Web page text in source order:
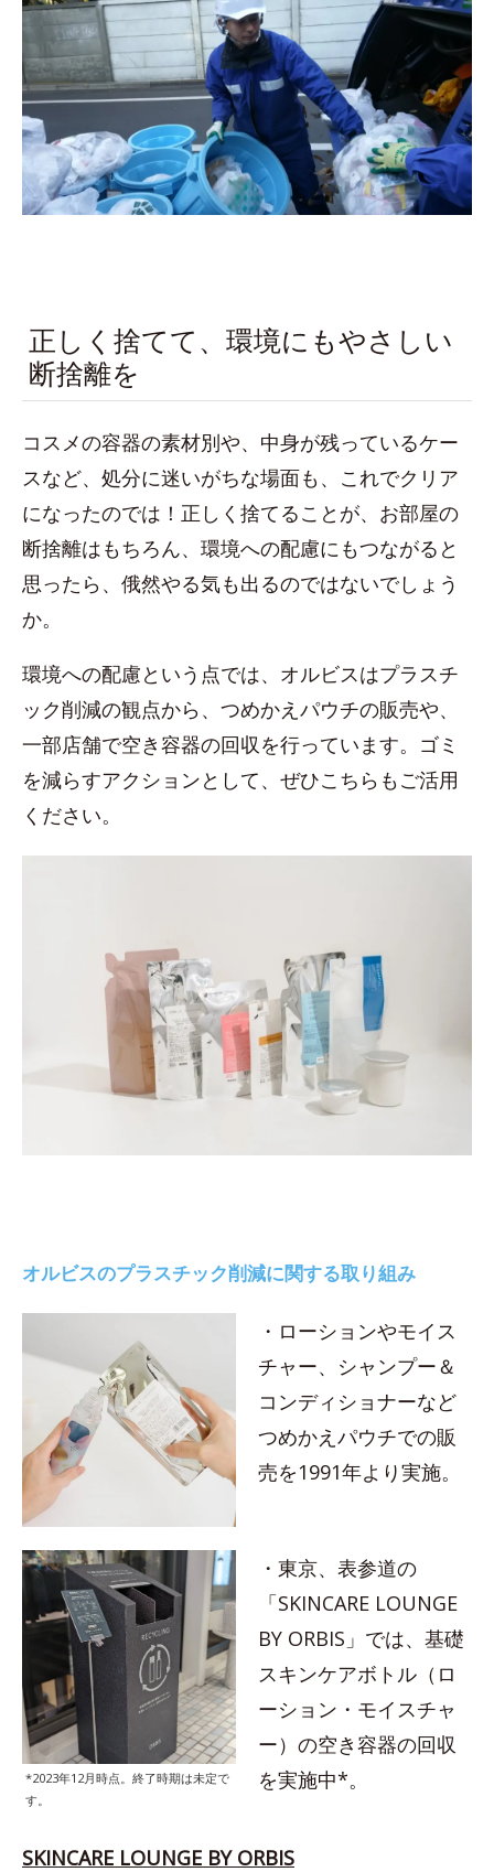
正しく捨てて、環境にもやさしい
断捨離を
コスメの容器の素材別や、中身が残っているケー
スなど、処分に迷いがちな場面も、これでクリア
になったのでは！正しく捨てることが、お部屋の
断捨離はもちろん、環境への配慮にもつながると
思ったら、俄然やる気も出るのではないでしょう
か。
環境への配慮という点では、オルビスはプラスチ
ック削減の観点から、つめかえパウチの販売や、
一部店舗で空き容器の回収を行っています。ゴミ
を減らすアクションとして、ぜひこちらもご活用
ください。
オルビスのプラスチック削減に関する取り組み
・ローションやモイス
チャー、シャンプー＆
コンディショナーなど
つめかえパウチでの販
売を1991年より実施。
*2023年12月時点。終了時期は未定で
す。
・東京、表参道の
「SKINCARE LOUNGE
BY ORBIS」では、基礎
スキンケアボトル（ロ
ーション・モイスチャ
ー）の空き容器の回収
を実施中*。
SKINCARE LOUNGE BY ORBIS